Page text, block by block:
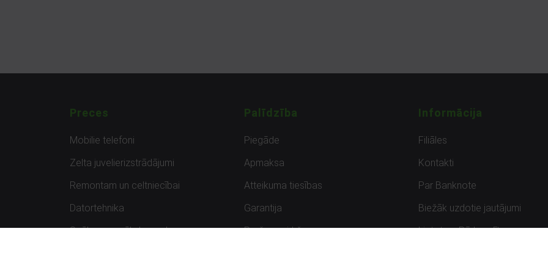
Preces
Mobilie telefoni
Zelta juvelierizstrādājumi
Remontam un celtniecībai
Datortehnika
Spēles un spēļu konsoles
Palīdzība
Piegāde
Apmaksa
Atteikuma tiesības
Garantija
Preču uzpirkšana
Informācija
Filiāles
Kontakti
Par Banknote
Biežāk uzdotie jautājumi
Lietots – Pārbaudīts